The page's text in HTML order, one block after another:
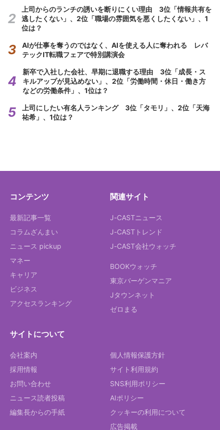
上司からのランチの誘いを断りにくい理由 3位「情報共有を
逃したくない」、2位「職場の雰囲気を悪くしたくない」、1
位は？
AIが仕事を奪うのではなく、AIを使える人に奪われる レバ
テックIT転職フェアで特別講演会
新卒で入社した会社、早期に退職する理由 3位「成長・ス
キルアップが見込めない」、2位「労働時間・休日・働き方
などの労働条件」、1位は？
上司にしたい有名人ランキング 3位「タモリ」、2位「天海
祐希」、1位は？
コンテンツ
最新記事一覧
コラムざんまい
ニュース pickup
マネー
キャリア
ビジネス
アクセスランキング
関連サイト
J-CASTニュース
J-CASTトレンド
J-CAST会社ウォッチ
BOOKウォッチ
東京バーゲンマニア
Jタウンネット
ゼロまる
サイトについて
会社案内
採用情報
お問い合わせ
ニュース読者投稿
編集長からの手紙
個人情報保護方針
サイト利用規約
SNS利用ポリシー
AIポリシー
クッキーの利用について
広告掲載